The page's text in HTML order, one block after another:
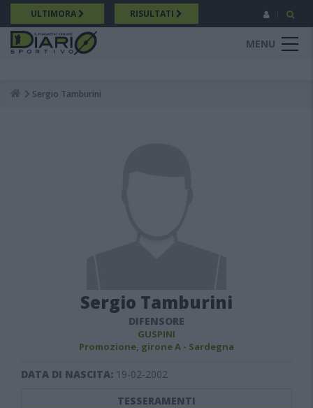
Salta
al
contenuto
principale
ULTIMORA RISULTATI
MENU
Breadcrumb
Sergio Tamburini
Sergio Tamburini
DIFENSORE
GUSPINI
Promozione, girone A - Sardegna
DATA DI NASCITA: 19-02-2002
TESSERAMENTI